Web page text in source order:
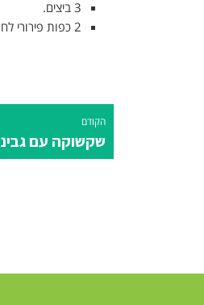
3 ביצים.
2 כפות פירורי לחם ללא גלוטן (או פירורי לחם קלוי).
הקודם
שקשוקה עם